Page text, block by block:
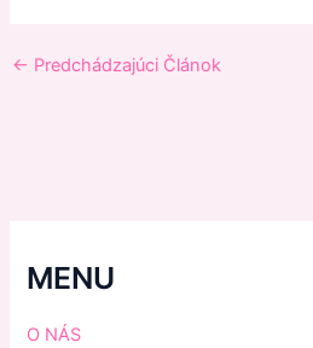
← Predchádzajúci Článok
MENU
O NÁS